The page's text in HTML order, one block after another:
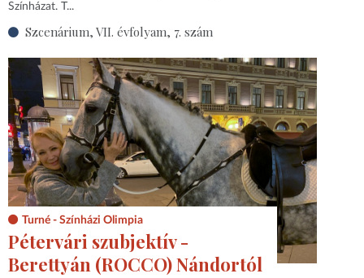
Színházat. T...
Szcenárium, VII. évfolyam, 7. szám
Turné - Színházi Olimpia
Pétervári szubjektív -
Berettyán (ROCCO) Nándortól